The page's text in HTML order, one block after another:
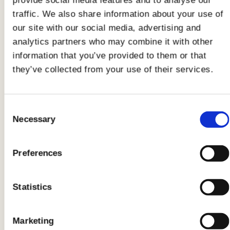
traffic. We also share information about your use of
our site with our social media, advertising and
analytics partners who may combine it with other
information that you’ve provided to them or that
they’ve collected from your use of their services.
Selection
Necessary
Preferences
Statistics
Marketing
condite tutto con pochissimo olio e un pizzico
di sale.
2
Componete la millefoglie con il seguente ordine:
tondo)
Salsa tzatziki all’aneto
Salsa tzatziki
Semi di papavero